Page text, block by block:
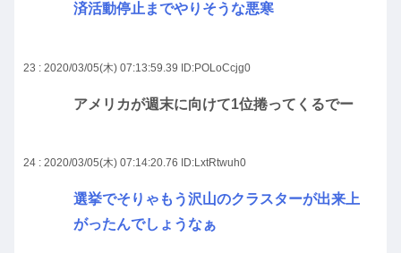
済活動停止までやりそうな悪寒
23 : 2020/03/05(木) 07:13:59.39 ID:POLoCcjg0
アメリカが週末に向けて1位捲ってくるでー
24 : 2020/03/05(木) 07:14:20.76 ID:LxtRtwuh0
選挙でそりゃもう沢山のクラスターが出来上
がったんでしょうなぁ